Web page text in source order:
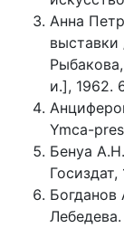
Анна
выставки
и.], 1962.
Ymca-
Бенуа